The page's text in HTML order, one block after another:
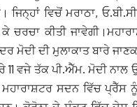
ਵਿਚੋਂ ਮਰਾਠਾ,
ਕੀਤੀ
ਮੋਦੀ ਦੀ ਮੁਲਾਕਾਤ ਬਾਰੇ
11 ਵਜੇ ਤੱਕ ਪੀ.ਐੱਮ. ਮੋਦੀ ਨਾਲ
ਸਦਨ ਵਿੱਚ ਪ੍ਰੈੱਸ